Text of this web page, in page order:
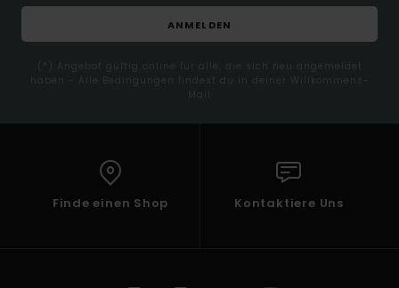
ANMELDEN
(*) Angebot gültig online für alle, die sich neu angemeldet
haben - Alle Bedingungen findest du in deiner Willkommens-
Mail
Finde einen Shop Kontaktiere Uns